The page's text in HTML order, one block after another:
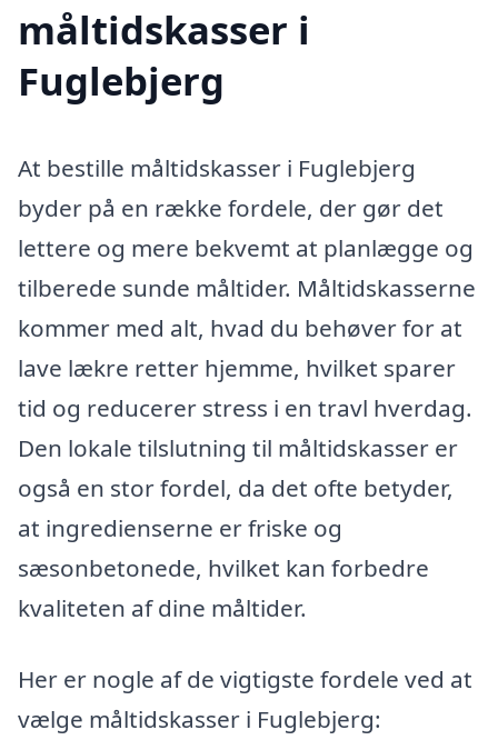
måltidskasser i
Fuglebjerg
At bestille måltidskasser i Fuglebjerg
byder på en række fordele, der gør det
lettere og mere bekvemt at planlægge og
tilberede sunde måltider. Måltidskasserne
kommer med alt, hvad du behøver for at
lave lækre retter hjemme, hvilket sparer
tid og reducerer stress i en travl hverdag.
Den lokale tilslutning til måltidskasser er
også en stor fordel, da det ofte betyder,
at ingredienserne er friske og
sæsonbetonede, hvilket kan forbedre
kvaliteten af dine måltider.
Her er nogle af de vigtigste fordele ved at
vælge måltidskasser i Fuglebjerg: